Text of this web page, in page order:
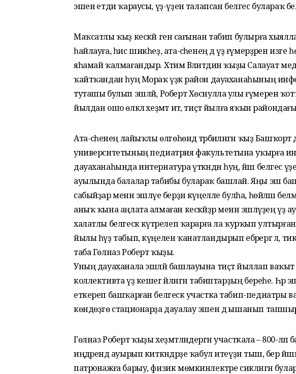
эшенә етди ҡараусы, үҙ-үҙенә талапсан белгес булараҡ
Маҡсатлы ҡыҙ кескәй генә сағынан табип булырға
һайлауға, һис шикһеҙ, ата-әсәһенең дә үҙ ғүмерҙәрен изге
яһамай ҡалмағандыр. Хәтимә Вәлиәтдин ҡыҙы Салауат
ҡайтҡандан һуң Мораҡ үҙәк район дауаханаһының
туташы булып эшләй, Роберт Хөснулла улы ғүмерен
йылдан ошо өлкәлә хеҙмәт итә, тиҫтә йылға яҡын райондағы
Ата-әсәһенең лайыҡлы өлгөһөндә тәрбиәләнгән ҡыҙ Башҡорт
университетының педиатрия факультетына уҡырға
дауаханаһында интернатура үткәндән һуң, йәш белгес
ауылында балалар табибы булараҡ башлай. Яңы эш
сабыйҙар менән эшләүе берҙән күңелле булһа, һөйләшә
аныҡ ҡына аңлата алмаған кескәйҙәр менән эшләүҙең
халатлы белгескә күтәрелеп ҡарарға ла ҡурҡып
йылы һүҙ табып, күңелен ҡанатландырып ебәрергә лә,
таба Гөлназ Роберт ҡыҙы.
Уның дауаханала эшләй башлауына тиҫтә йыллап ваҡыт
коллективта үҙ кешегә әйләнгән табиптарҙың береһе. Һәр
еткереп башҡарған белгескә участка табип-педиатры
көндөҙгө стационарҙа дауалау эшен дә ышанып
Гөлназ Роберт ҡыҙы хеҙмәтләндергән участкала – 800-
иңдәрендә ауырып киткәндәрҙе ҡабул итеүҙән тыш, бер
патронажға барыу, физик мөмкинлектәре сикләнгән